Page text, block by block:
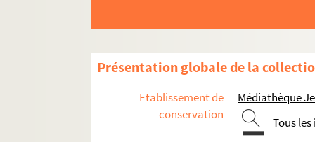
Présentation globale de la
Etablissement de
conservation
Médiathèque
Tous
H-BIOP-11-6-10. Suzanne Reichemberg
H-BIOP-11-6-12. Duc de Richmond